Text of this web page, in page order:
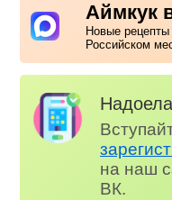
Аймкук
Новые
Российском
на наш
ВК.